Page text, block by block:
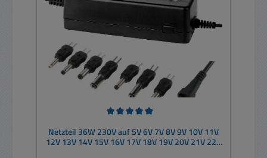
Netzteil 36W 230V auf 5V 6V 7V 8V 9V 10V 11V
12V 13V 14V 15V 16V 17V 18V 19V 20V 21V 22V